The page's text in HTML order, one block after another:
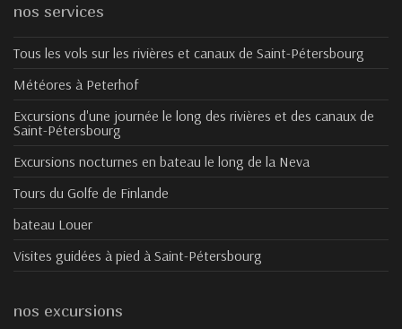
nos services
Tous les vols sur les rivières et canaux de Saint-Pétersbourg
Météores à Peterhof
Excursions d'une journée le long des rivières et des canaux de
Saint-Pétersbourg
Excursions nocturnes en bateau le long de la Neva
Tours du Golfe de Finlande
bateau Louer
Visites guidées à pied à Saint-Pétersbourg
nos excursions